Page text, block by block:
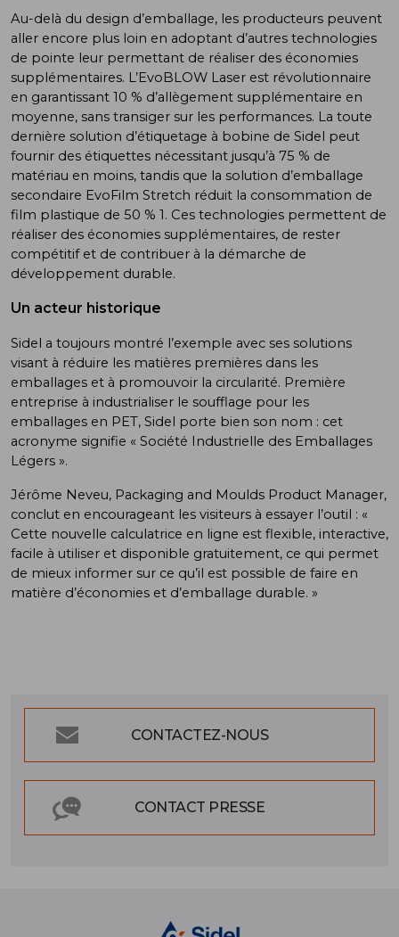
Au-delà du design d’emballage, les producteurs peuvent
aller encore plus loin en adoptant d’autres technologies
de pointe leur permettant de réaliser des économies
supplémentaires. L’EvoBLOW Laser est révolutionnaire
en garantissant 10 % d’allègement supplémentaire en
moyenne, sans transiger sur les performances. La toute
dernière solution d’étiquetage à bobine de Sidel peut
fournir des étiquettes nécessitant jusqu’à 75 % de
matériau en moins, tandis que la solution d’emballage
secondaire EvoFilm Stretch réduit la consommation de
film plastique de 50 % 1. Ces technologies permettent de
réaliser des économies supplémentaires, de rester
compétitif et de contribuer à la démarche de
développement durable.
Un acteur historique
Sidel a toujours montré l’exemple avec ses solutions
visant à réduire les matières premières dans les
emballages et à promouvoir la circularité. Première
entreprise à industrialiser le soufflage pour les
emballages en PET, Sidel porte bien son nom : cet
acronyme signifie « Société Industrielle des Emballages
Légers ».
Jérôme Neveu, Packaging and Moulds Product Manager,
conclut en encourageant les visiteurs à essayer l’outil : «
Cette nouvelle calculatrice en ligne est flexible, interactive,
facile à utiliser et disponible gratuitement, ce qui permet
de mieux informer sur ce qu’il est possible de faire en
matière d’économies et d’emballage durable. »
CONTACTEZ-NOUS
CONTACT PRESSE